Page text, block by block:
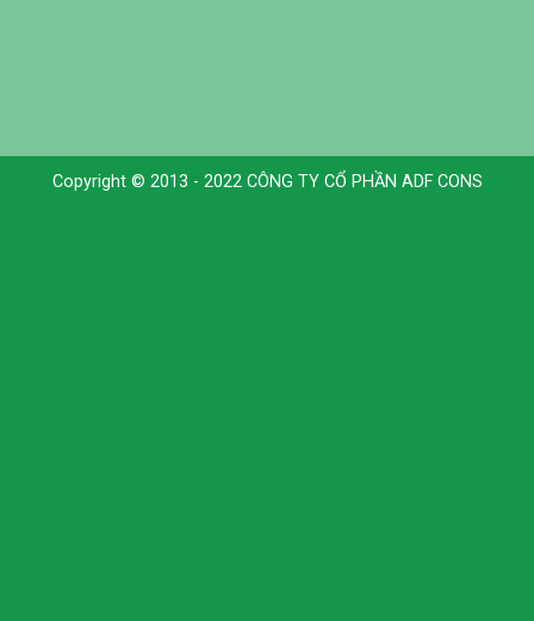
Copyright © 2013 - 2022 CÔNG TY CỔ PHẦN ADF CONS